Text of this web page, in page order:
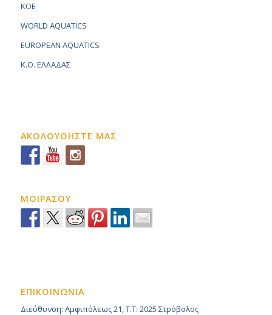
KOE
WORLD AQUATICS
EUROPEAN AQUATICS
K.O. ΕΛΛΑΔΑΣ
ΑΚΟΛΟΥΘΗΣΤΕ ΜΑΣ
ΜΟΙΡΑΣΟΥ
ΕΠΙΚΟΙΝΩΝΙΑ
Διεύθυνση: Αμφιπόλεως 21, Τ.Τ: 2025 Στρόβολος